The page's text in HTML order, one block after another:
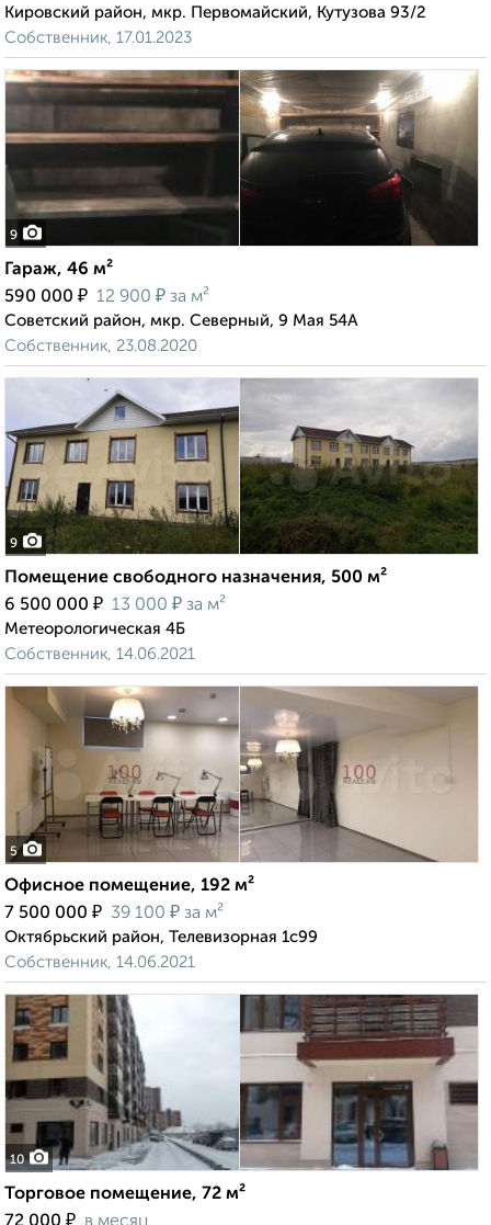
Кировский район, мкр. Первомайский, Кутузова 93/2
Собственник, 17.01.2023
9
Гараж, 46 м²
590 000 ₽ 12 900 ₽ за м²
Советский район, мкр. Северный, 9 Мая 54А
Собственник, 23.08.2020
9
Помещение свободного назначения, 500 м²
6 500 000 ₽ 13 000 ₽ за м²
Метеорологическая 4Б
Собственник, 14.06.2021
5
Офисное помещение, 192 м²
7 500 000 ₽ 39 100 ₽ за м²
Октябрьский район, Телевизорная 1с99
Собственник, 14.06.2021
10
Торговое помещение, 72 м²
₽